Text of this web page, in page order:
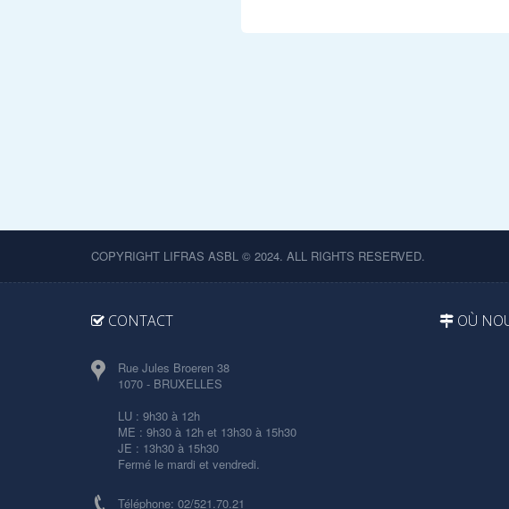
COPYRIGHT LIFRAS ASBL © 2024. ALL RIGHTS RESERVED.
CONTACT
Rue Jules Broeren 38
1070 - BRUXELLES
LU : 9h30 à 12h
ME : 9h30 à 12h et 13h30 à 15h30
JE : 13h30 à 15h30
Fermé le mardi et vendredi.
Téléphone: 02/521.70.21
OÙ